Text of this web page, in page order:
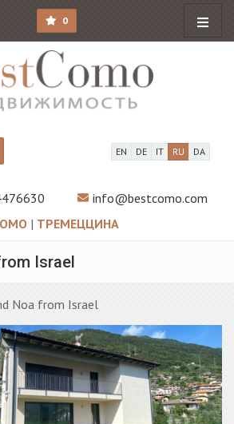
0
EN DE IT RU DA
info@bestcomo.com
| ТРЕМЕЦЦИНА
Israel
Noa from Israel